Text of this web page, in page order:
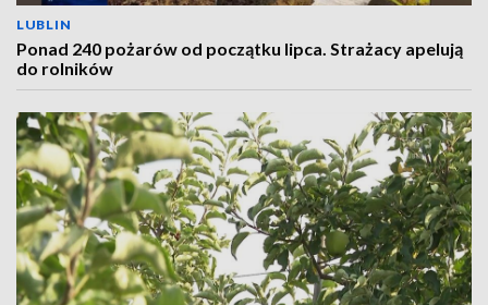
LUBLIN
Ponad 240 pożarów od początku lipca. Strażacy apelują
do rolników